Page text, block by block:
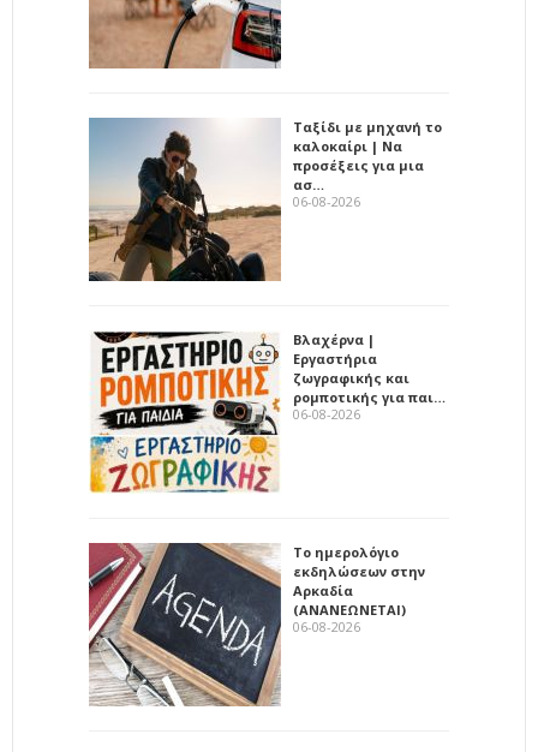
Ταξίδι με μηχανή το
καλοκαίρι | Να
προσέξεις για μια
ασ…
06-08-2026
Βλαχέρνα |
Εργαστήρια
ζωγραφικής και
ρομποτικής για παι…
06-08-2026
Το ημερολόγιο
εκδηλώσεων στην
Αρκαδία
(ΑΝΑΝΕΩΝΕΤΑΙ)
06-08-2026